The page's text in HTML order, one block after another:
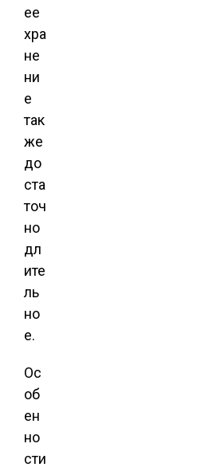
ее
хра
не
ни
е
так
же
до
ста
точ
но
дл
ите
ль
но
е.
Ос
об
ен
но
сти